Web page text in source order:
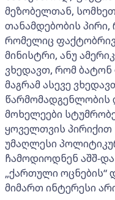
მეზობელთან,
თანამდებობის
რომელიც
მინისტრი, ანუ
ვხედავთ, რომ ბატონ
მაგრამ ასევე
წარმომადგენლობის
მოხელეები
ყოველთვის
უმაღლესი
ჩამოდიოდნენ აშშ-
„ქართული ოცნების“
მიმართ ინტერესი